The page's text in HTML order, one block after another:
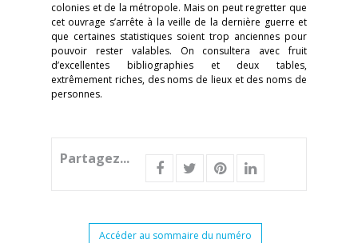
colonies et de la métropole. Mais on peut regretter que
cet ouvrage s’arrête à la veille de la dernière guerre et
que certaines statistiques soient trop anciennes pour
pouvoir rester valables. On consultera avec fruit
d’excellentes bibliographies et deux tables,
extrêmement riches, des noms de lieux et des noms de
personnes.
Partagez...
Accéder au sommaire du numéro